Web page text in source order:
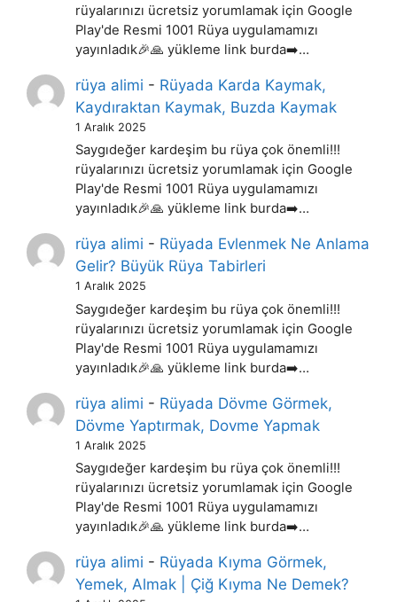
rüyalarınızı ücretsiz yorumlamak için Google
Play'de Resmi 1001 Rüya uygulamamızı
yayınladık🎉🙏 yükleme link burda➡️…
rüya alimi - Rüyada Karda Kaymak,
Kaydıraktan Kaymak, Buzda Kaymak
1 Aralık 2025
Saygıdeğer kardeşim bu rüya çok önemli!!!
rüyalarınızı ücretsiz yorumlamak için Google
Play'de Resmi 1001 Rüya uygulamamızı
yayınladık🎉🙏 yükleme link burda➡️…
rüya alimi - Rüyada Evlenmek Ne Anlama
Gelir? Büyük Rüya Tabirleri
1 Aralık 2025
Saygıdeğer kardeşim bu rüya çok önemli!!!
rüyalarınızı ücretsiz yorumlamak için Google
Play'de Resmi 1001 Rüya uygulamamızı
yayınladık🎉🙏 yükleme link burda➡️…
rüya alimi - Rüyada Dövme Görmek,
Dövme Yaptırmak, Dovme Yapmak
1 Aralık 2025
Saygıdeğer kardeşim bu rüya çok önemli!!!
rüyalarınızı ücretsiz yorumlamak için Google
Play'de Resmi 1001 Rüya uygulamamızı
yayınladık🎉🙏 yükleme link burda➡️…
rüya alimi - Rüyada Kıyma Görmek,
Yemek, Almak | Çiğ Kıyma Ne Demek?